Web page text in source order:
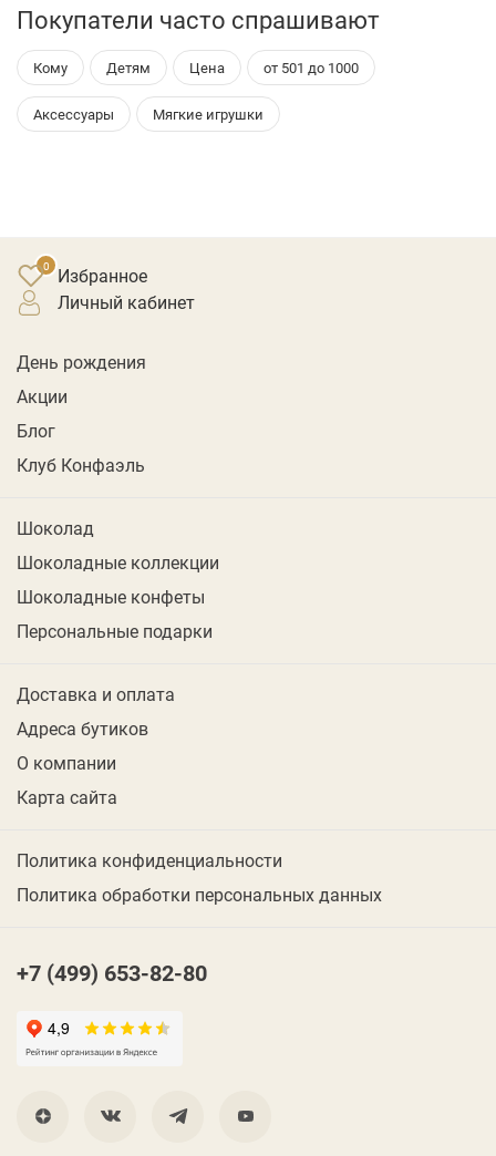
Покупатели часто спрашивают
Кому Детям Цена от 501 до 1000
Аксессуары Мягкие игрушки
Избранное
личный кабинет
День рождения
Акции
Блог
Клуб Конфаэль
Шоколад
Шоколадные коллекции
Шоколадные конфеты
Персональные подарки
Доставка и оплата
Адреса бутиков
О компании
Карта сайта
Политика конфиденциальности
Политика обработки персональных данных
+7 (499) 653-82-80